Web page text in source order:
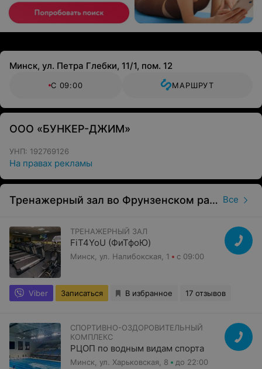
Минск, ул. Петра Глебки, 11/1, пом. 12
С 09:00 МАРШРУТ
ООО «БУНКЕР-ДЖИМ»
УНП: 192769126
На правах рекламы
Тренажерный зал во Фрунзенском районе Все
ТРЕНАЖЕРНЫЙ ЗАЛ
FiT4YoU (ФиТфоЮ)
Минск, ул. Налибокская, 1 с 09:00
Viber Записаться В избранное 17 отзывов
СПОРТИВНО-ОЗДОРОВИТЕЛЬНЫЙ
КОМПЛЕКС
РЦОП по водным видам спорта
Минск, ул. Харьковская, 8 до 22:00